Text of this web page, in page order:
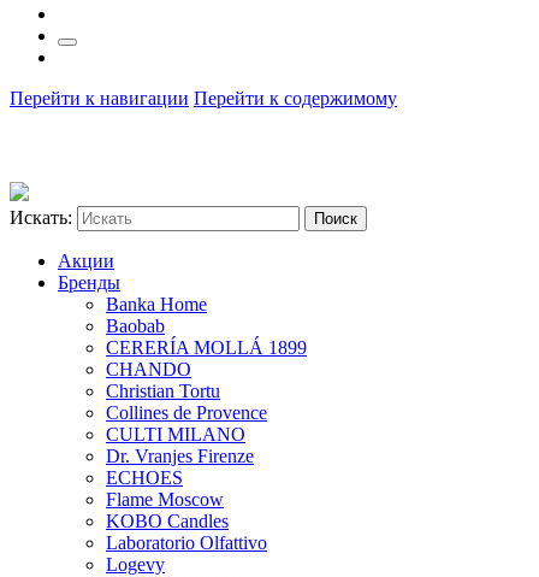
Перейти к навигации Перейти к содержимому
Искать:
Акции
Бренды
Banka Home
Baobab
CERERÍA MOLLÁ 1899
CHANDO
Christian Tortu
Collines de Provence
CULTI MILANO
Dr. Vranjes Firenze
ECHOES
Flame Moscow
KOBO Candles
Laboratorio Olfattivo
Logevy